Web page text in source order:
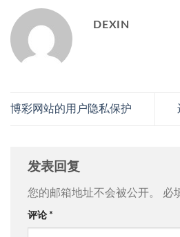
DEXIN
博彩网站的用户隐私保护
发表回复
您的邮箱地址不会被公开。 必
评论 *